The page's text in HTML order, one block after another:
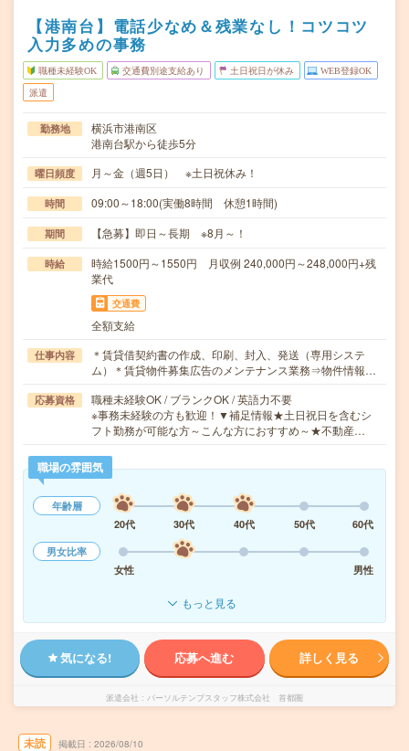
【港南台】電話少なめ＆残業なし！コツコツ
入力多めの事務
職種未経験OK 交通費別途支給あり 土日祝日が休み WEB登録OK
派遣
勤務地
横浜市港南区
港南台駅から徒歩5分
曜日頻度 月～金（週5日） ※土日祝休み！
時間 09:00～18:00(実働8時間 休憩1時間)
期間 【急募】即日～長期 ※8月～！
時給
時給1500円～1550円 月収例 240,000円～248,000円+残
業代
交通費
全額支給
仕事内容
＊賃貸借契約書の作成、印刷、封入、発送（専用システ
ム）＊賃貸物件募集広告のメンテナンス業務⇒物件情報…
応募資格
職種未経験OK / ブランクOK / 英語力不要
※事務未経験の方も歓迎！▼補足情報★土日祝日を含むシ
フト勤務が可能な方～こんな方におすすめ～★不動産…
職場の雰囲気
年齢層
20代
30代 40代 50代
60代
男女比率
女性
男性
もっと見る
気になる! 応募へ進む 詳しく見る
派遣会社 パーソルテンプスタッフ株式会社 首都圏
未読 掲載日 2026/08/10